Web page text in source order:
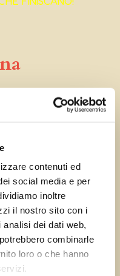
contenuti ed
social media e per
inoltre
il nostro sito con i
dei dati web,
combinarle
loro o che hanno
Successivo:Portis
→